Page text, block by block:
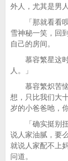
外人，尤其是男
「那就看看呗
雪神秘一笑，回到
自己的房间。
慕容繁星这时
人。」
慕容繁炽苦恼
想，只比我们大
岁的小爸爸吔，
「确实挺别扭
说人家油腻，要么
就说人家配不上
问道。